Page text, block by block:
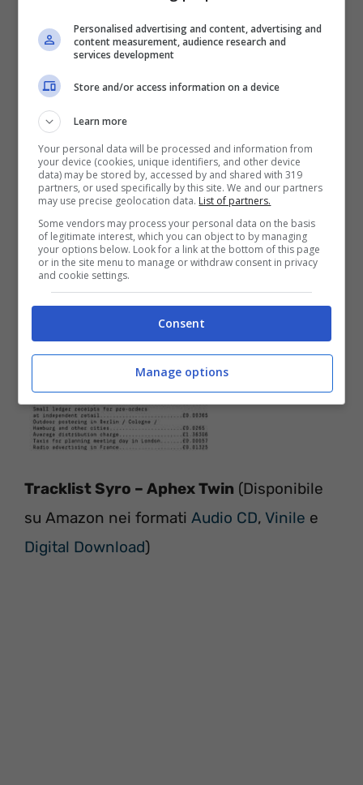
Tracklist Syro – Aphex Twin (Disponibile
su Amazon nei formati Audio CD, Vinile e
Digital Download)
Personalised advertising and content, advertising and
content measurement, audience research and
services development
Store and/or access information on a device
Learn more
Your personal data will be processed and information from
your device (cookies, unique identifiers, and other device
data) may be stored by, accessed by and shared with 319
partners, or used specifically by this site. We and our partners
may use precise geolocation data. List of partners.
Some vendors may process your personal data on the basis
of legitimate interest, which you can object to by managing
your options below. Look for a link at the bottom of this page
or in the site menu to manage or withdraw consent in privacy
and cookie settings.
Consent
Manage options